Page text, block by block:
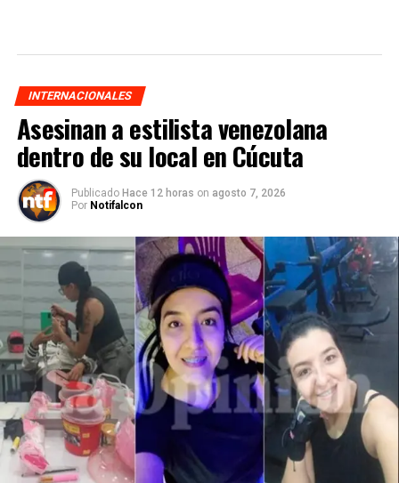
INTERNACIONALES
Asesinan a estilista venezolana
dentro de su local en Cúcuta
Publicado Hace 12 horas on agosto 7, 2026
Por Notifalcon